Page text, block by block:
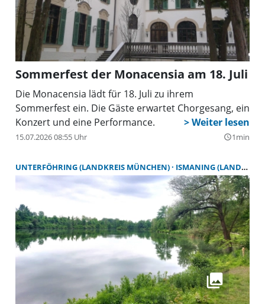
Sommerfest der Monacensia am 18. Juli
Die Monacensia lädt für 18. Juli zu ihrem
Sommerfest ein. Die Gäste erwartet Chorgesang, ein
Konzert und eine Performance.
15.07.2026 08:55 Uhr query_builder1min
UNTERFÖHRING (LANDKREIS MÜNCHEN) ISMANING (LANDKREIS MÜNCHEN)